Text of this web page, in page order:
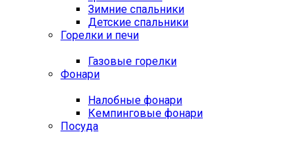
Зимние спальники
Детские спальники
Горелки и печи
Газовые горелки
Фонари
Налобные фонари
Кемпинговые фонари
Посуда